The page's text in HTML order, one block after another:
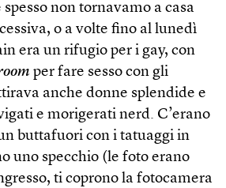
non tornavamo a casa
o a volte fino al lunedì
era un rifugio per i gay, con
per fare sesso con gli
anche donne splendide e
e morigerati nerd. C’erano
buttafuori con i tatuaggi in
uno specchio (le foto erano
ti coprono la fotocamera